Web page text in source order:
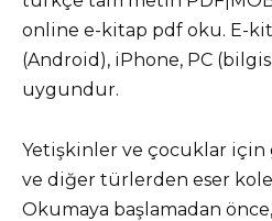
online e-kitap pdf oku. E-
(Android), iPhone, PC
uygundur.
Yetişkinler ve çocuklar için
ve diğer türlerden eser
Okumaya başlamadan